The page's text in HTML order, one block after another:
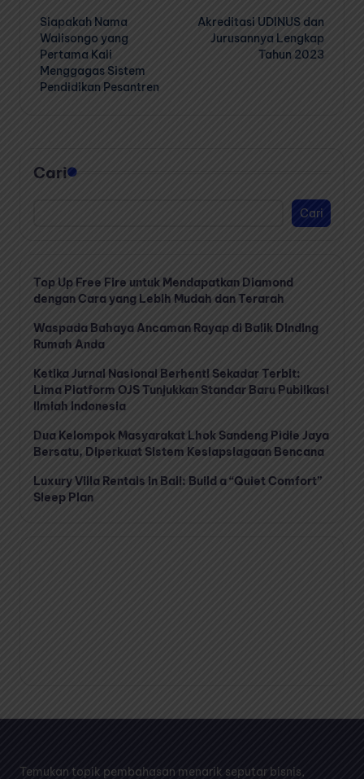
navigation
Siapakah Nama
Walisongo yang
Pertama Kali
Menggagas Sistem
Pendidikan Pesantren
Akreditasi UDINUS dan
Jurusannya Lengkap
Tahun 2023
Cari
Cari
Top Up Free Fire untuk Mendapatkan Diamond
dengan Cara yang Lebih Mudah dan Terarah
Waspada Bahaya Ancaman Rayap di Balik Dinding
Rumah Anda
Ketika Jurnal Nasional Berhenti Sekadar Terbit:
Lima Platform OJS Tunjukkan Standar Baru Publikasi
Ilmiah Indonesia
Dua Kelompok Masyarakat Lhok Sandeng Pidie Jaya
Bersatu, Diperkuat Sistem Kesiapsiagaan Bencana
Luxury Villa Rentals in Bali: Build a “Quiet Comfort”
Sleep Plan